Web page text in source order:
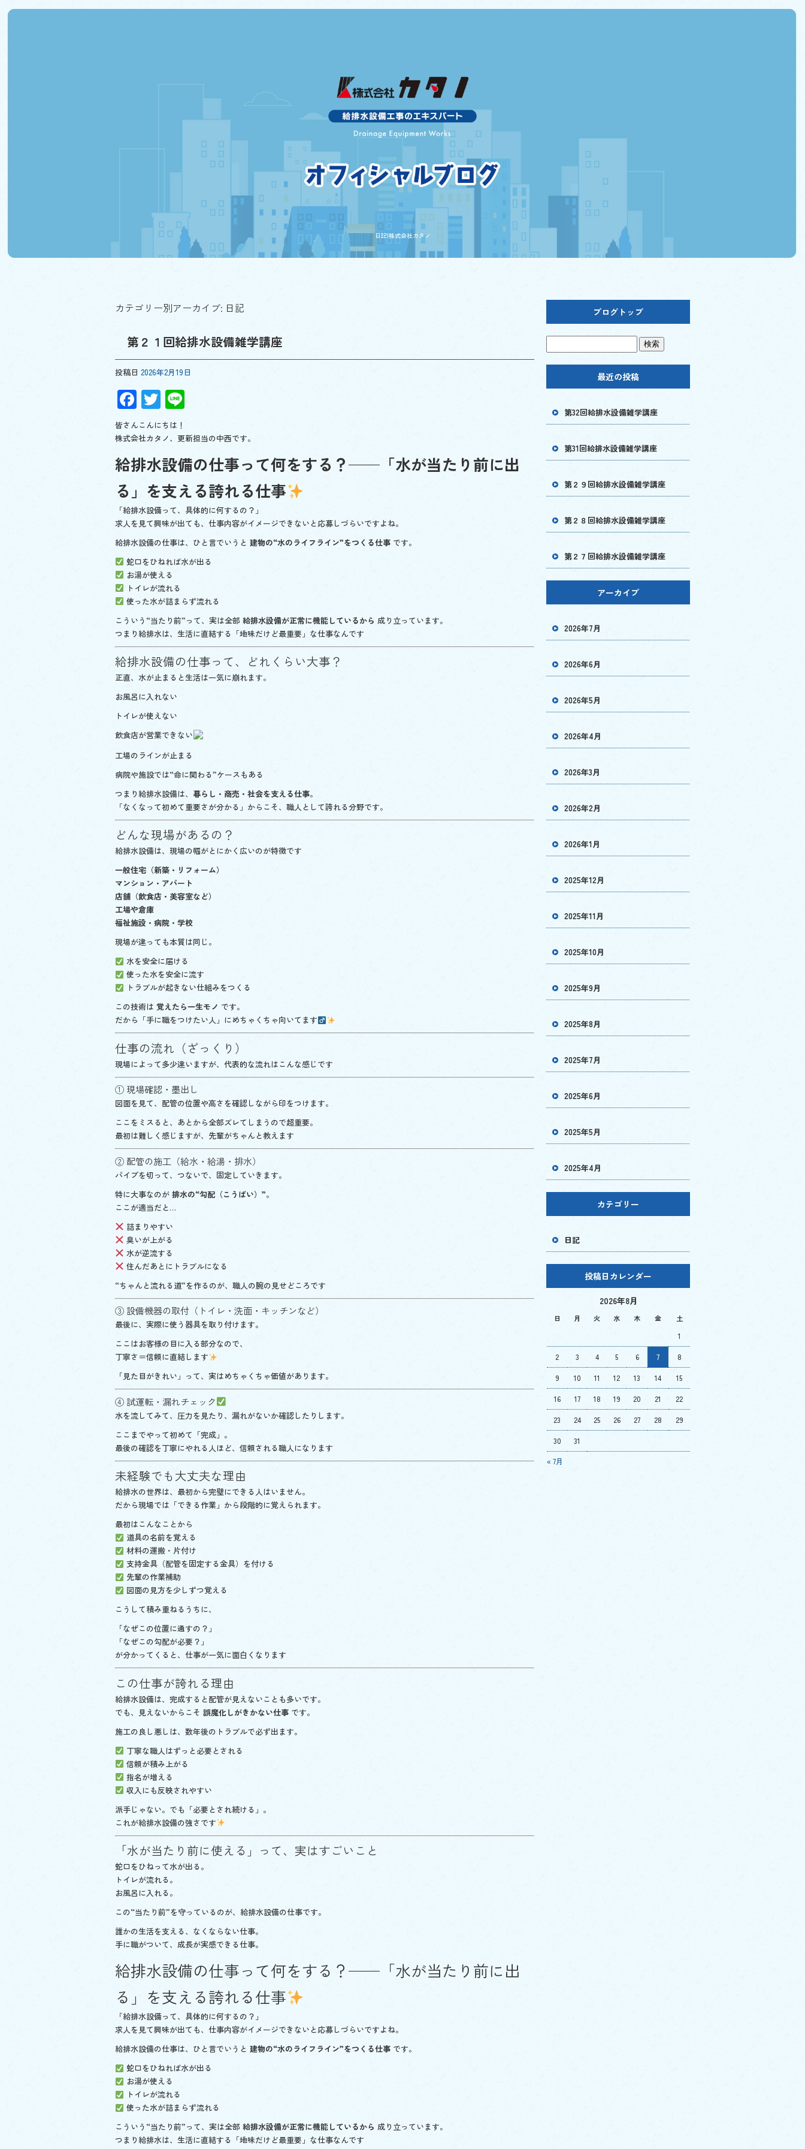
日記|株式会社カタノ
カテゴリー別アーカイブ: 日記
第２１回給排水設備雑学講座
投稿日 2026年2月19日
F
ac
e
b
o
k
T
wi
tt
er
e
皆さんこんにちは！
株式会社カタノ、更新担当の中西です。
給排水設備の仕事って何をする？──「水が当たり前に出
る」を支える誇れる仕事
「給排水設備って、具体的に何するの？」
求人を見て興味が出ても、仕事内容がイメージできないと応募しづらいですよね。
給排水設備の仕事は、ひと言でいうと 建物の“水のライフライン”をつくる仕事 です。
蛇口をひねれば水が出る
お湯が使える
トイレが流れる
使った水が詰まらず流れる
こういう“当たり前”って、実は全部 給排水設備が正常に機能しているから 成り立っています。
つまり給排水は、生活に直結する「地味だけど最重要」な仕事なんです
給排水設備の仕事って、どれくらい大事？
正直、水が止まると生活は一気に崩れます。
お風呂に入れない
トイレが使えない
飲食店が営業できない
工場のラインが止まる
病院や施設では“命に関わる”ケースもある
つまり給排水設備は、 暮らし・商売・社会を支える仕事。
「なくなって初めて重要さが分かる」からこそ、職人として誇れる分野です。
どんな現場があるの？
給排水設備は、現場の幅がとにかく広いのが特徴です
一般住宅（新築・リフォーム）
マンション・アパート
店舗（飲食店・美容室など）
工場や倉庫
福祉施設・病院・学校
現場が違っても本質は同じ。
水を安全に届ける
使った水を安全に流す
トラブルが起きない仕組みをつくる
この技術は 覚えたら一生モノ です。
だから「手に職をつけたい人」にめちゃくちゃ向いてます‍
仕事の流れ（ざっくり）
現場によって多少違いますが、代表的な流れはこんな感じです
① 現場確認・墨出し
図面を見て、配管の位置や高さを確認しながら印をつけます。
ここをミスると、あとから全部ズレてしまうので超重要。
最初は難しく感じますが、先輩がちゃんと教えます
② 配管の施工（給水・給湯・排水）
パイプを切って、つないで、固定していきます。
特に大事なのが 排水の“勾配（こうばい）”。
ここが適当だと…
詰まりやすい
臭いが上がる
水が逆流する
住んだあとにトラブルになる
“ちゃんと流れる道”を作るのが、職人の腕の見せどころです
③ 設備機器の取付（トイレ・洗面・キッチンなど）
最後に、実際に使う器具を取り付けます。
ここはお客様の目に入る部分なので、
丁寧さ＝信頼に直結します
「見た目がきれい」って、実はめちゃくちゃ価値があります。
④ 試運転・漏れチェック
水を流してみて、圧力を見たり、漏れがないか確認したりします。
ここまでやって初めて「完成」。
最後の確認を丁寧にやれる人ほど、信頼される職人になります
未経験でも大丈夫な理由
給排水の世界は、最初から完璧にできる人はいません。
だから現場では「できる作業」から段階的に覚えられます。
最初はこんなことから
道具の名前を覚える
材料の運搬・片付け
支持金具（配管を固定する金具）を付ける
先輩の作業補助
図面の見方を少しずつ覚える
こうして積み重ねるうちに、
「なぜこの位置に通すの？」
「なぜこの勾配が必要？」
が分かってくると、仕事が一気に面白くなります
この仕事が誇れる理由
給排水設備は、完成すると配管が見えないことも多いです。
でも、見えないからこそ 誤魔化しがきかない仕事 です。
施工の良し悪しは、数年後のトラブルで必ず出ます。
丁寧な職人はずっと必要とされる
信頼が積み上がる
指名が増える
収入にも反映されやすい
派手じゃない。でも「必要とされ続ける」。
これが給排水設備の強さです
「水が当たり前に使える」って、実はすごいこと
蛇口をひねって水が出る。
トイレが流れる。
お風呂に入れる。
この“当たり前”を守っているのが、給排水設備の仕事です。
誰かの生活を支える、なくならない仕事。
手に職がついて、成長が実感できる仕事。
給排水設備の仕事って何をする？──「水が当たり前に出
る」を支える誇れる仕事
「給排水設備って、具体的に何するの？」
求人を見て興味が出ても、仕事内容がイメージできないと応募しづらいですよね。
給排水設備の仕事は、ひと言でいうと 建物の“水のライフライン”をつくる仕事 です。
蛇口をひねれば水が出る
お湯が使える
トイレが流れる
使った水が詰まらず流れる
こういう“当たり前”って、実は全部 給排水設備が正常に機能しているから 成り立っています。
つまり給排水は、生活に直結する「地味だけど最重要」な仕事なんです
ブログトップ
最近の投稿
第32回給排水設備雑学講座
第31回給排水設備雑学講座
第２９回給排水設備雑学講座
第２８回給排水設備雑学講座
第２７回給排水設備雑学講座
アーカイブ
2026年7月
2026年6月
2026年5月
2026年4月
2026年3月
2026年2月
2026年1月
2025年12月
2025年11月
2025年10月
2025年9月
2025年8月
2025年7月
2025年6月
2025年5月
2025年4月
カテゴリー
日記
投稿日カレンダー
2026年8月
日 月 火 水 木 金 土
« 7月
1
2 3 4 5 6 7 8
9 10 11 12 13 14 15
16 17 18 19 20 21 22
23 24 25 26 27 28 29
30 31